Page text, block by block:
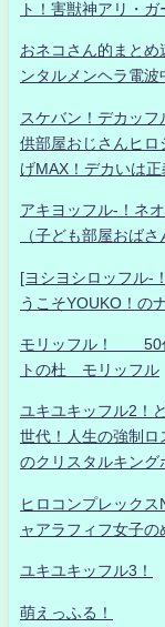
ト！害獣神アリ・
おネコさん的まと
ンタルメンヘラ電
スケバン！デカッ
供部屋おじさんヒロ
げMAX！デカいは
アキヨッフル-！ネ
（子ども部屋おば
[ヨシヨシロッフル-
うこそYOUKO！の
モリッフル！ 50代
トの杜 モリッフル
ユキユキッフル2！
世代！人生の強制ロ
のクリスタルキング
ヒロコンプレック
ャアラフィフ女子
ユキユキッフル3！
萌えっふる！